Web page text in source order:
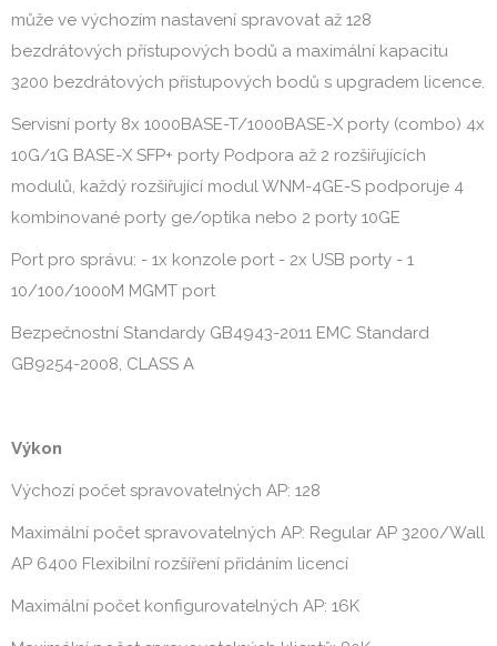
může ve výchozím nastavení spravovat až 128
bezdrátových přístupových bodů a maximální kapacitu
3200 bezdrátových přístupových bodů s upgradem licence.
Servisní porty 8x 1000BASE-T/1000BASE-X porty (combo) 4x
10G/1G BASE-X SFP+ porty Podpora až 2 rozšiřujících
modulů, každý rozšiřující modul WNM-4GE-S podporuje 4
kombinované porty ge/optika nebo 2 porty 10GE
Port pro správu: - 1x konzole port - 2x USB porty - 1
10/100/1000M MGMT port
Bezpečnostní Standardy GB4943-2011 EMC Standard
GB9254-2008, CLASS A
Výkon
Výchozí počet spravovatelných AP: 128
Maximální počet spravovatelných AP: Regular AP 3200/Wall
AP 6400 Flexibilní rozšíření přidáním licencí
Maximální počet konfigurovatelných AP: 16K